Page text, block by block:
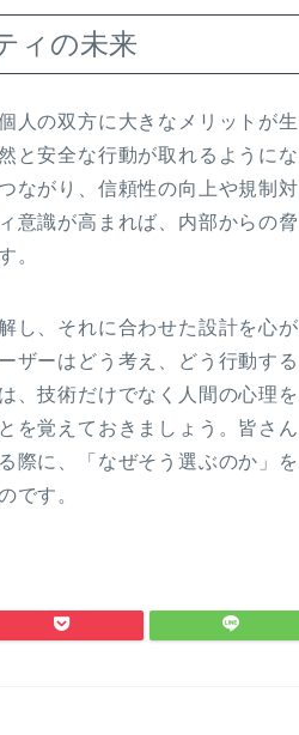
ィの未来
人の双方に大きなメリットが生
と安全な行動が取れるようにな
ながり、信頼性の向上や規制対
意識が高まれば、内部からの脅
。
し、それに合わせた設計を心が
ザーはどう考え、どう行動する
、技術だけでなく人間の心理を
を覚えておきましょう。皆さん
際に、「なぜそう選ぶのか」を
です。